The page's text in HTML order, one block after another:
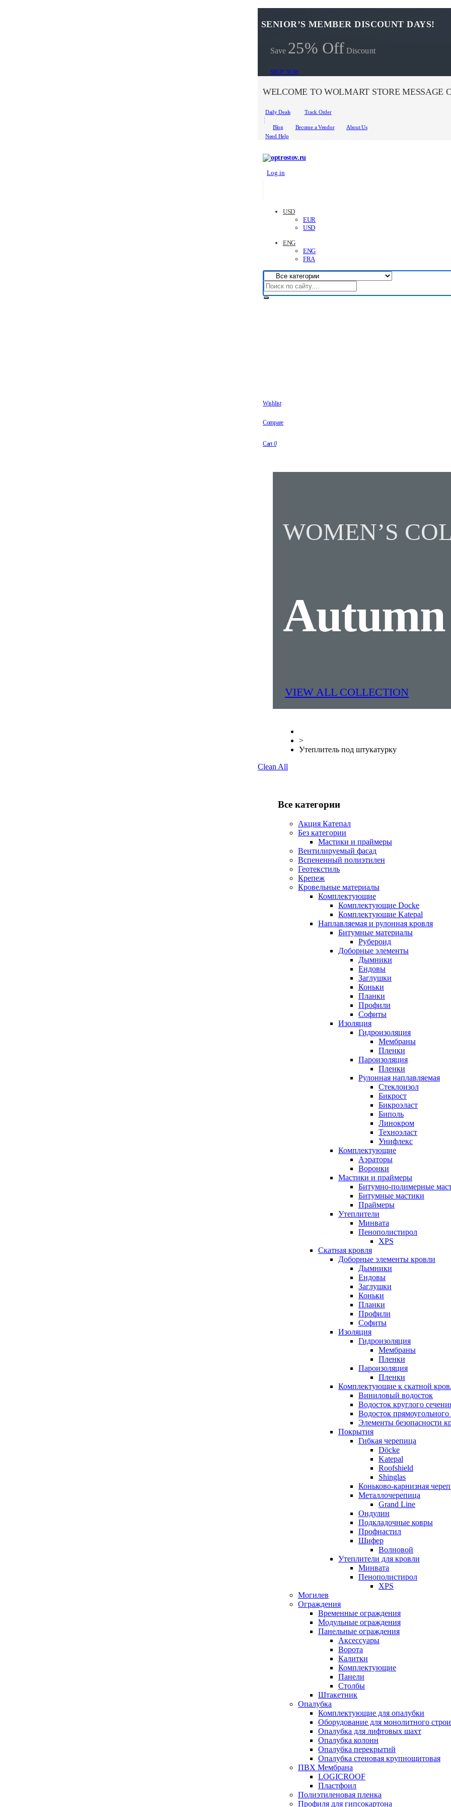
SENIOR’S MEMBER DISCOUNT DAYS!
Save 25% Off Discount
SHOP NOW
WELCOME TO WOLMART STORE MESSAGE
Daily Deals Track Order
Blog Become a Vendor
About Us
Need Help
Log in
USD
EUR
USD
ENG
ENG
FRA
Wishlist
Compare
Cart 0
WOMEN’S
VIEW ALL COLLECTION
>
Утеплитель под штукатурку
Clean All
Все категории
Акция Катепал
Без категории
Мастики и праймеры
Вентилируемый фасад
Вспененный полиэтилен
Геотекстиль
Крепеж
Кровельные материалы
Комплектующие
Комплектующие Docke
Комплектующие Katepal
Наплавляемая и рулонная кровля
Битумные материалы
Рубероид
Доборные элементы
Дымники
Ендовы
Заглушки
Коньки
Планки
Профили
Софиты
Изоляция
Гидроизоляция
Мембраны
Пленки
Пароизоляция
Пленки
Рулонная наплавляемая
Cтеклоизол
Бикрост
Бикроэласт
Биполь
Линокром
Техноэласт
Унифлекс
Комплектующие
Аэраторы
Воронки
Мастики и праймеры
Битумно-полимерные
Битумные мастики
Праймеры
Утеплители
Минвата
Пенополистирол
XPS
Скатная кровля
Доборные элементы кровли
Дымники
Ендовы
Заглушки
Коньки
Планки
Профили
Софиты
Изоляция
Гидроизоляция
Мембраны
Пленки
Пароизоляция
Пленки
Комплектующие к скатной
Виниловый водосток
Водосток круглого
Водосток прямоугольного
Элементы безопасности
Покрытия
Гибкая черепица
Döcke
Katepal
Roofshield
Shinglas
Коньково-карнизная
Металлочерепица
Grand Line
Ондулин
Подкладочные ковры
Профнастил
Шифер
Волновой
Утеплители для кровли
Минвата
Пенополистирол
XPS
Могилев
Ограждения
Временные ограждения
Модульные ограждения
Панельные ограждения
Аксессуары
Ворота
Калитки
Комплектующие
Панели
Столбы
Штакетник
Опалубка
Комплектующие для опалубки
Оборудование для монолитного
Опалубка для лифтовых шахт
Опалубка колонн
Опалубка перекрытий
Опалубка стеновая крупнощитовая
ПВХ Мембрана
LOGICROOF
Плaстфoил
Полиэтиленовая пленка
Профиля для гипсокартона